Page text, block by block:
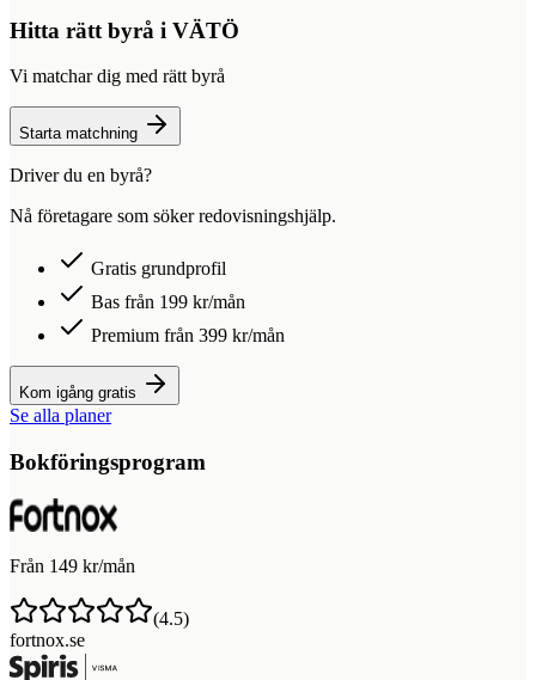
Hitta rätt byrå i VÄTÖ
Vi matchar dig med rätt byrå
Starta matchning
Driver du en byrå?
Nå företagare som söker redovisningshjälp.
Gratis grundprofil
Bas från 199 kr/mån
Premium från 399 kr/mån
Kom igång gratis
Se alla planer
Bokföringsprogram
Från 149 kr/mån
(4.5)
fortnox.se